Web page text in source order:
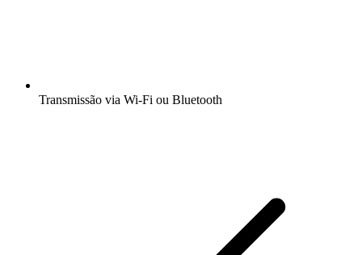
Transmissão via Wi-Fi ou Bluetooth